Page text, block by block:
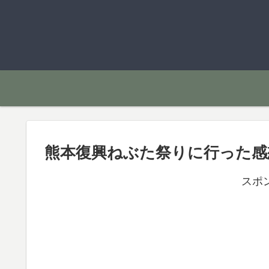
熊本復興ねぶた祭りに行った
スポ